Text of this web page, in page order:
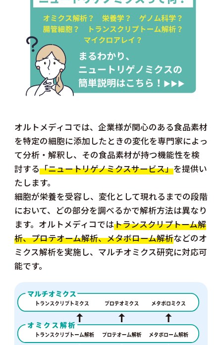
オルトメディコでは、企業様が関心のある食品素材
を特定の細胞に添加したときの変化を専門家によっ
て分析・解釈し、その食品素材が持つ機能性を検
討する「ニュートリゲノミクスサービス」を提供い
たします。
細胞が栄養を受容し、変化として現れるまでの段階
において、どの部分を調べるかで解析方法は異なり
ます。オルトメディコではトランスクリプトーム解
析、プロテオーム解析、メタボローム解析などのオ
ミクス解析を実施し、マルチオミクス研究に対応可
能です。